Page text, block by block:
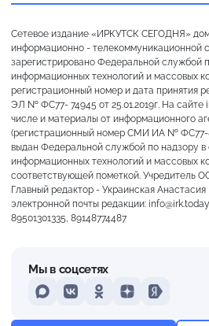
Сетевое издание «ИРКУТСК СЕГОДНЯ»
информационно - телекоммуникационной
зарегистрировано Федеральной службой
информационных технологий и массовых
регистрационный номер и дата принятия
ЭЛ № ФС77- 74945 от 25.01.2019г. На
числе и материалы от информационного
(регистрационный номер СМИ ИА № ФС77-
выдан Федеральной службой по надзору в
информационных технологий и массовых
соответствующей пометкой. Учредитель
Главный редактор - Украинская
электронной почты редакции:
89501301335, 89148774487
Мы в соцсетях
MAXVKontakteOdnoklassniki
DzenYandex